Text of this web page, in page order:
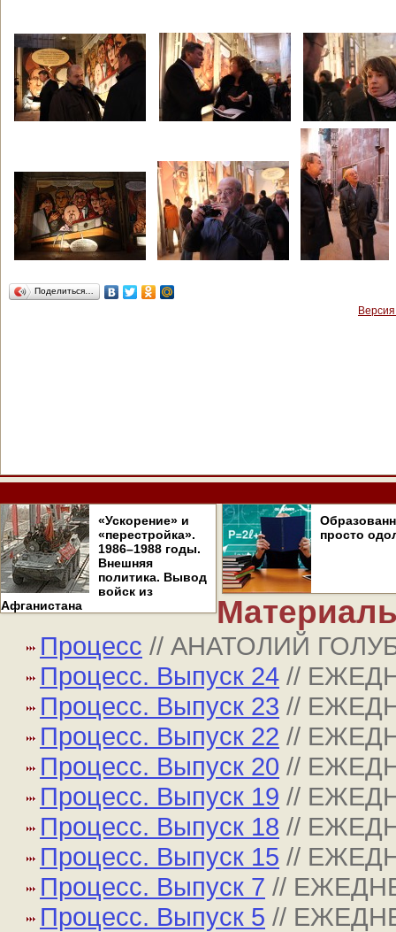
Поделиться…
«Ускорение» и
«перестройка».
1986–1988 годы.
Внешняя
политика. Вывод
войск из
Афганистана
просто
Процесс // АНАТОЛИЙ
Процесс. Выпуск 24 //
Процесс. Выпуск 23 //
Процесс. Выпуск 22 //
Процесс. Выпуск 20 //
Процесс. Выпуск 19 //
Процесс. Выпуск 18 //
Процесс. Выпуск 15 //
Процесс. Выпуск 7 //
Процесс. Выпуск 5 //